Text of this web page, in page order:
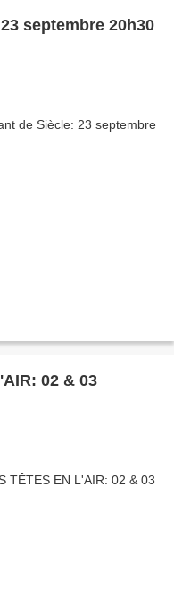
septembre 20h30
02 & 03